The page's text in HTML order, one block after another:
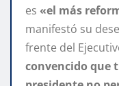
es «el más
manifestó su
frente del
convencido que